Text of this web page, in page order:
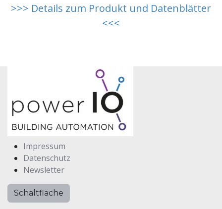
>>> Details zum Produkt und Datenblätter
<<<
Impressum
Datenschutz
Newsletter
Schaltfläche